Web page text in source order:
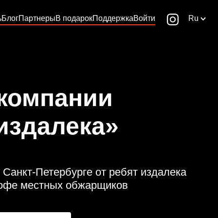
БлогПартнерыВ подарокПоддержкаВойти Ru
Петербурге от ребят издалека
местных обжарщиков